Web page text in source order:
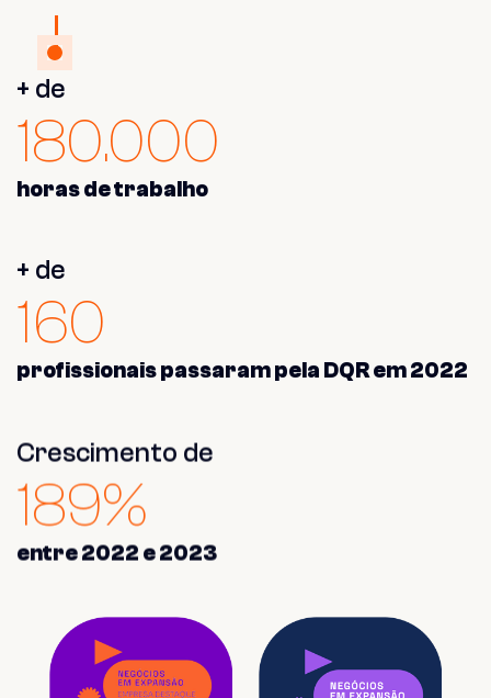
+ de
180.000
horas de trabalho
+ de
160
profissionais passaram pela DQRem 2022
Crescimento de
189%
entre 2022 e 2023